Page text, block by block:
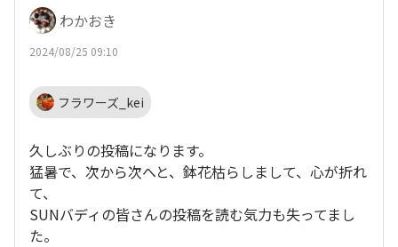
わかおき
2024/08/25 09:10
フラワーズ_kei
久しぶりの投稿になります。
猛暑で、次から次へと、鉢花枯らしまして、心が折れ
て、
SUNバディの皆さんの投稿を読む気力も失ってまし
た。